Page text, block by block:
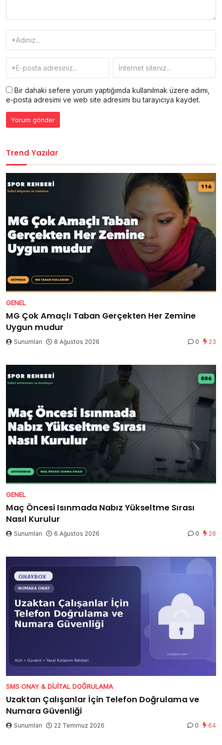
Bir dahaki sefere yorum yaptığımda kullanılmak üzere adımı,
e-posta adresimi ve web site adresimi bu tarayıcıya kaydet.
Trend Yazılar
GENEL
MG Çok Amaçlı Taban Gerçekten Her Zemine
Uygun mudur
Sunumları 8 Ağustos 2026 0 23
GENEL
Maç Öncesi Isınmada Nabız Yükseltme Sırası
Nasıl Kurulur
Sunumları 6 Ağustos 2026 0 26
SMS ONAY & DIJITAL DOĞRULAMA
Uzaktan Çalışanlar İçin Telefon Doğrulama ve
Numara Güvenliği
Sunumları 22 Temmuz 2026 0 64